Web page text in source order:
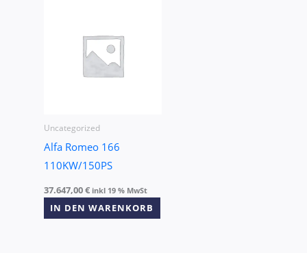
Uncategorized
Alfa Romeo 166
110KW/150PS
37.647,00€ inkl 19 % MwSt
IN DEN WARENKORB